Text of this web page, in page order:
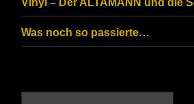
Was noch so passierte…